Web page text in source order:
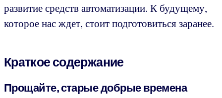
развитие средств автоматизации. К будущему,
которое нас ждет, стоит подготовиться заранее.
Краткое содержание
Прощайте, старые добрые времена